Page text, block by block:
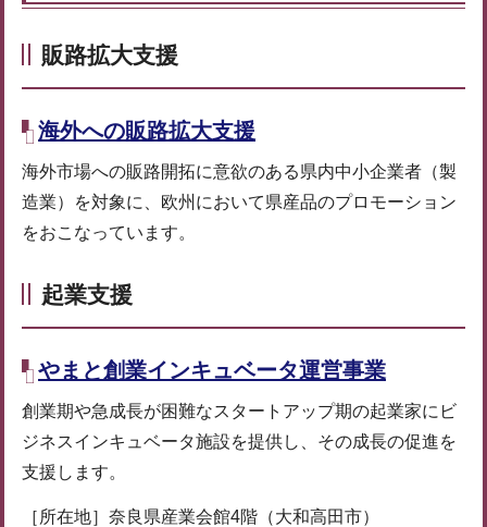
販路拡大支援
海外への販路拡大支援
海外市場への販路開拓に意欲のある県内中小企業者（製
造業）を対象に、欧州において県産品のプロモーション
をおこなっています。
起業支援
やまと創業インキュベータ運営事業
創業期や急成長が困難なスタートアップ期の起業家にビ
ジネスインキュベータ施設を提供し、その成長の促進を
支援します。
［所在地］奈良県産業会館4階（大和高田市）